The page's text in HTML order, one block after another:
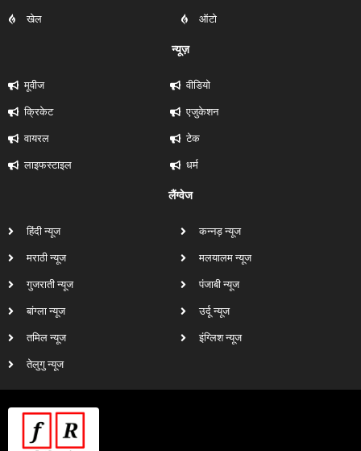
खेल ऑटो
न्यूज़
मूवीज
क्रिकेट
वायरल
लाइफस्टाइल
वीडियो
एजुकेशन
टेक
धर्म
लैंग्वेज
हिंदी न्यूज
मराठी न्यूज
गुजराती न्यूज
बांग्ला न्यूज
तमिल न्यूज
तेलुगु न्यूज
कन्नड़ न्यूज
मलयालम न्यूज
पंजाबी न्यूज
उर्दू न्यूज
इंग्लिश न्यूज